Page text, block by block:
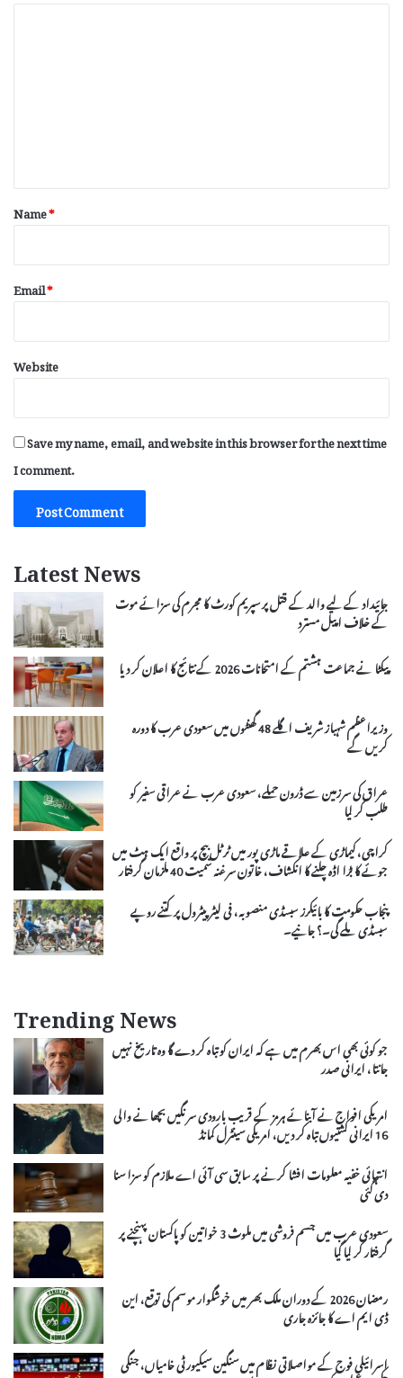
*
Name*
Email*
Website
Save my name, email, and website in this browser for the next time
I comment.
Latest News
جائیداد کے لیے والد کے قتل پر سپریم کورٹ کا مجرم کی سزائے موت
کے خلاف اپیل مسترد
پیکٹا نے جماعت ہشتم کے امتحانات 2026 کے نتائج کا اعلان کر دیا
وزیراعظم شہباز شریف اگلے 48 گھنٹوں میں سعودی عرب کا دورہ
کریں گے
عراق کی سرزمین سے ڈرون حملے، سعودی عرب نے عراقی سفیر کو
طلب کر لیا
کراچی، کیماڑی کے علاقے ماڑی پور میں ٹرٹل بیچ پر واقع ایک ہٹ میں
جوئے کا بڑا اڈہ چلنے کا انکشاف، خاتون سرغنہ سمیت 40 ملزمان گرفتار
پنجاب حکومت کا بائیکرز سبسڈی منصوبہ، فی لیٹر پیٹرول پر کتنے روپے
سبسڈی ملے گی۔؟ جانیے۔
Trending News
جو کوئی بھی اس بھرم میں ہے کہ ایران کو تباہ کر دے گا وہ تاریخ نہیں
جانتا، ایرانی صدر
امریکی افواج نے آبنائے ہرمز کے قریب بارودی سرنگیں بچھانے والی
16 ایرانی کشتیوں تباہ کر دیں، امریکی سینٹرل کمانڈ
انتہائی خفیہ معلومات افشا کرنے پر سابق سی آئی اے ملازم کو سزا سنا
دی گئی
سعودی عرب میں جسم فروشی میں ملوث 3 خواتین کو پاکستان پہنچنے پر
گرفتار کر لیا گیا
رمضان 2026 کے دوران ملک بھر میں خوشگوار موسم کی توقع، این
ڈی ایم اے کا جائزہ جاری
اسرائیلی فوج کے مواصلاتی نظام میں سنگین سیکیورٹی خامیاں، جنگی